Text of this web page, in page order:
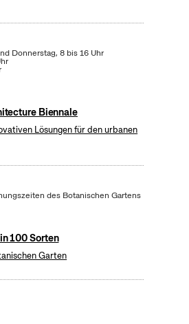
Donnerstag, 8 bis 16 Uhr
Biennale
Lösungen für den urbanen
des Botanischen Gartens
100 Sorten
Garten